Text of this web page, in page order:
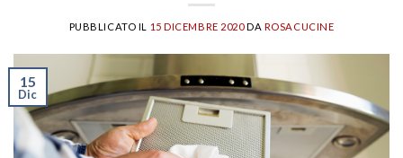
PUBBLICATO IL 15 DICEMBRE 2020DA ROSACUCINE
15
Dic